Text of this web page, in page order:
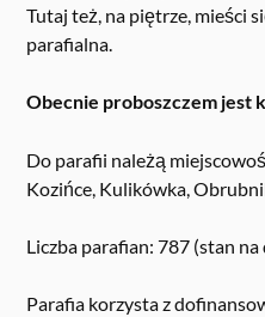
Tutaj też, na piętrze, mieści
parafialna.
Obecnie proboszczem jest
Do parafii należą
Kozińce, Kulikówka,
Liczba parafian: 787 (stan
Parafia korzysta z